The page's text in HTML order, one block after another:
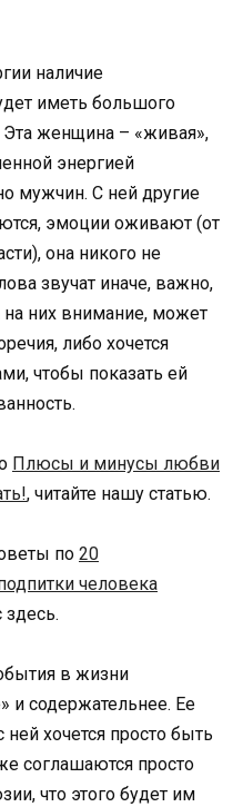
наличие
иметь большого
Эта женщина – «живая»,
энергией
мужчин. С ней другие
эмоции оживают (от
она никого не
звучат иначе, важно,
них внимание, может
либо хочется
чтобы показать ей
Плюсы и минусы любви
, читайте нашу статью.
по 20
человека
в жизни
и содержательнее. Ее
ней хочется просто быть
соглашаются просто
что этого будет им